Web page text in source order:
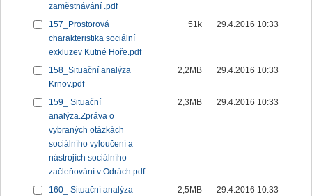
zaměstnávání .pdf
157_Prostorová
charakteristika sociální
exkluzev Kutné Hoře.pdf
51k 29.4.2016 10:33
158_Situační analýza
Krnov.pdf
2,2MB 29.4.2016 10:33
159_ Situační
analýza.Zpráva o
vybraných otázkách
sociálního vyloučení a
nástrojích sociálního
začleňování v Odrách.pdf
2,3MB 29.4.2016 10:33
160_ Situační analýza
2,5MB 29.4.2016 10:33